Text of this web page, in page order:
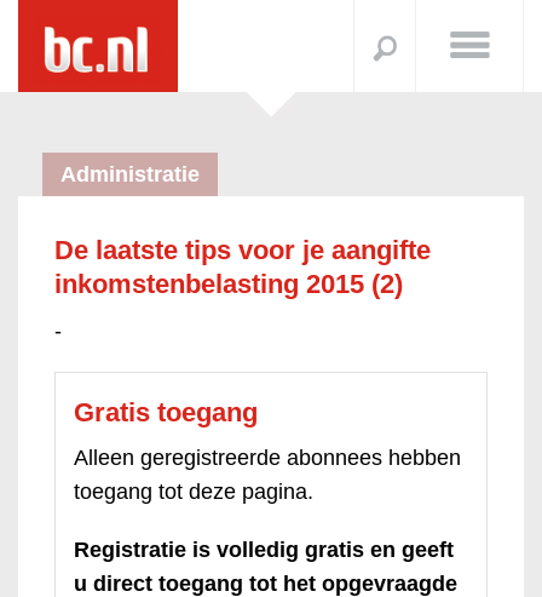
Administratie
De laatste tips voor je aangifte
inkomstenbelasting 2015 (2)
-
Gratis toegang
Alleen geregistreerde abonnees hebben
toegang tot deze pagina.
Registratie is volledig gratis en geeft
u direct toegang tot het opgevraagde